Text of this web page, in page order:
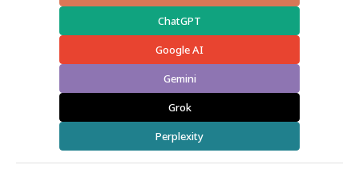
ChatGPT
Google AI
Gemini
Grok
Perplexity